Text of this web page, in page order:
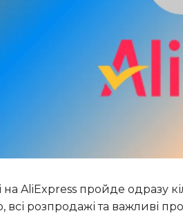
на AliExpress пройде одразу
всі розпродажі та важливі